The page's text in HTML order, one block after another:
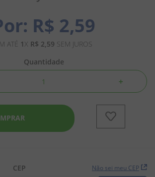
R$ 2,59
ATÉ 1X R$ 2,59 SEM JUROS
Quantidade
＋
CEP Não sei meu CEP
6º
chiclete
7º
salgadinho
8º
pipoca